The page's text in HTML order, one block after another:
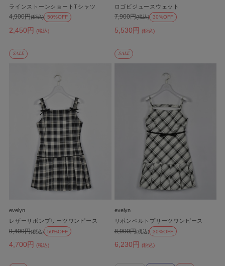
ラインストーンショートTシャツ
2,450円 (税込)
4,900円(税込) 50%OFF
ロゴビジュースウェット
5,530円 (税込)
7,900円(税込) 30%OFF
SALE
evelyn
レザーリボンプリーツワンピース
4,700円 (税込)
9,400円(税込) 50%OFF
SALE
evelyn
リボンベルトプリーツワンピース
6,230円 (税込)
8,900円(税込) 30%OFF